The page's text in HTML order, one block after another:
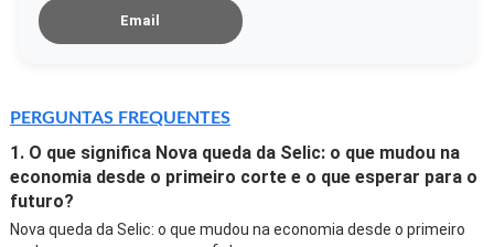
Email
PERGUNTAS FREQUENTES
1. O que significa Nova queda da Selic: o que mudou na
economia desde o primeiro corte e o que esperar para o
futuro?
Nova queda da Selic: o que mudou na economia desde o primeiro